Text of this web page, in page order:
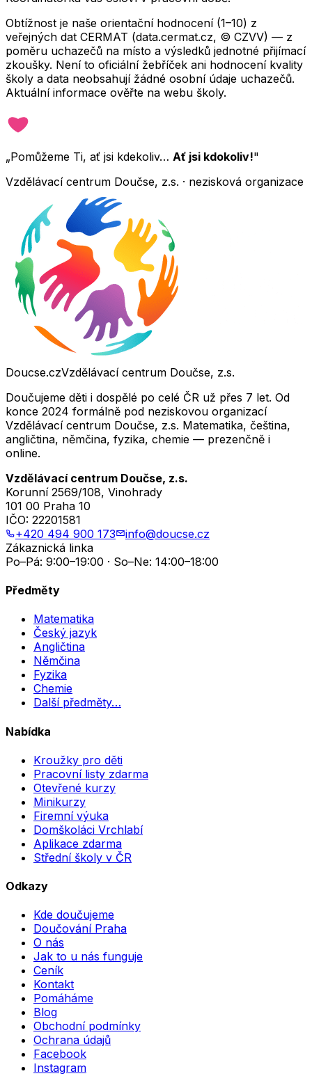
Obtížnost je naše orientační hodnocení (1–10) z
veřejných dat CERMAT (data.cermat.cz, © CZVV) — z
poměru uchazečů na místo a výsledků jednotné přijímací
zkoušky. Není to oficiální žebříček ani hodnocení kvality
školy a data neobsahují žádné osobní údaje uchazečů.
Aktuální informace ověřte na webu školy.
„Pomůžeme Ti, ať jsi kdekoliv… Ať jsi kdokoliv!"
Vzdělávací centrum Doučse, z.s. · nezisková organizace
Doucse.czVzdělávací centrum Doučse, z.s.
Doučujeme děti i dospělé po celé ČR už přes 7 let. Od
konce 2024 formálně pod neziskovou organizací
Vzdělávací centrum Doučse, z.s. Matematika, čeština,
angličtina, němčina, fyzika, chemie — prezenčně i
online.
Vzdělávací centrum Doučse, z.s.
Korunní 2569/108, Vinohrady
101 00 Praha 10
IČO: 22201581
+420 494 900 173
info@doucse.cz
Zákaznická linka
Po–Pá: 9:00–19:00 · So–Ne: 14:00–18:00
Předměty
Matematika
Český jazyk
Angličtina
Němčina
Fyzika
Chemie
Další předměty…
Nabídka
Kroužky pro děti
Pracovní listy zdarma
Otevřené kurzy
Minikurzy
Firemní výuka
Domškoláci Vrchlabí
Aplikace zdarma
Střední školy v ČR
Odkazy
Kde doučujeme
Doučování Praha
O nás
Jak to u nás funguje
Ceník
Kontakt
Pomáháme
Blog
Obchodní podmínky
Ochrana údajů
Facebook
Instagram